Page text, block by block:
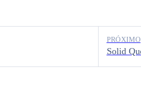
Solid
PRÓXIMO